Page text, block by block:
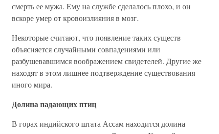
смерть ее мужа. Ему на службе сделалось плохо, и он
вскоре умер от кровоизлияния в мозг.
Некоторые считают, что появление таких существ
объясняется случайными совпадениями или
разбушевавшимся воображением свидетелей. Другие же
находят в этом лишнее подтверждение существования
иного мира.
Долина падающих птиц
В горах индийского штата Ассам находится долина